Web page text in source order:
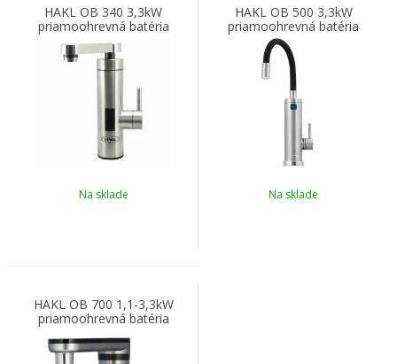
HAKL OB 340 3,3kW
priamoohrevná batéria
IconicLine
Na sklade
HAKL OB 500 3,3kW
priamoohrevná batéria
Na sklade
HAKL OB 700 1,1-3,3kW
priamoohrevná batéria